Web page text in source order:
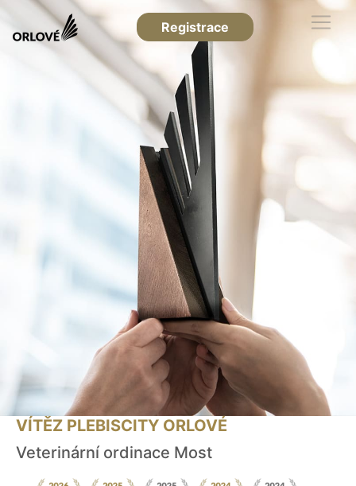
Registrace
VÍTĚZ PLEBISCITY ORLOVÉ
Veterinární ordinace Most